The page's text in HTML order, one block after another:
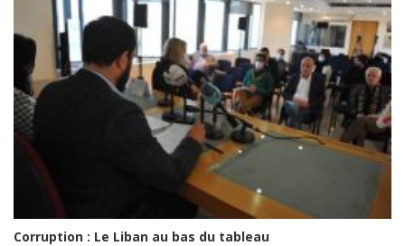
Corruption : Le Liban au bas du tableau